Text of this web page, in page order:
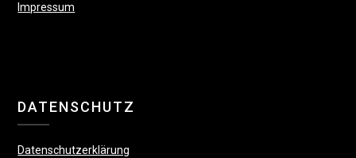
Impressum
DATENSCHUTZ
Datenschutzerklärung